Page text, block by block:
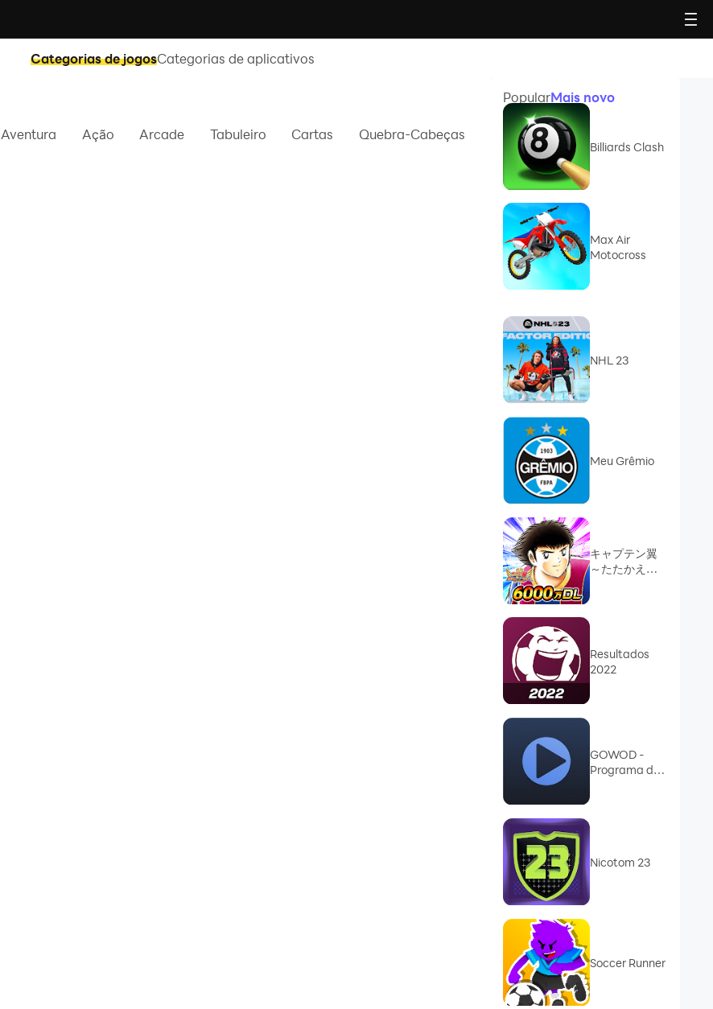
Categorias de jogosCategorias de aplicativos
Aventura Ação Arcade Tabuleiro Cartas Quebra-Cabeças
PopularMais novo
Billiards Clash
Max Air
Motocross
NHL 23
Meu Grêmio
キャプテン翼
～たたかえド
Resultados
2022
GOWOD -
Programa de
Nicotom 23
Soccer Runner